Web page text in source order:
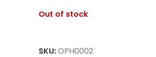
Out of stock
SKU:OPH0002